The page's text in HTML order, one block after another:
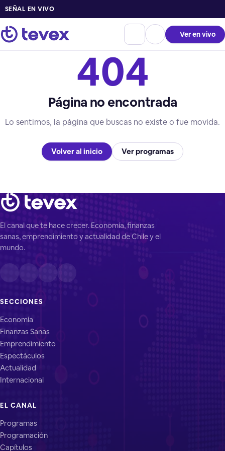
SEÑAL EN VIVO
Ver en vivo
404
Página no encontrada
Lo sentimos, la página que buscas no existe o fue movida.
Volver al inicio Ver programas
El canal que te hace crecer. Economía, finanzas
sanas, emprendimiento y actualidad de Chile y el
mundo.
SECCIONES
Economía
Finanzas Sanas
Emprendimiento
Espectáculos
Actualidad
Internacional
EL CANAL
Programas
Programación
Capítulos